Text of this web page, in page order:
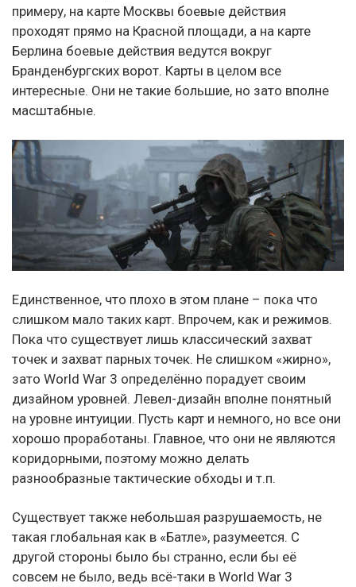
примеру, на карте Москвы боевые действия
проходят прямо на Красной площади, а на карте
Берлина боевые действия ведутся вокруг
Бранденбургских ворот. Карты в целом все
интересные. Они не такие большие, но зато вполне
масштабные.
Единственное, что плохо в этом плане – пока что
слишком мало таких карт. Впрочем, как и режимов.
Пока что существует лишь классический захват
точек и захват парных точек. Не слишком «жирно»,
зато World War 3 определённо порадует своим
дизайном уровней. Левел-дизайн вполне понятный
на уровне интуиции. Пусть карт и немного, но все они
хорошо проработаны. Главное, что они не являются
коридорными, поэтому можно делать
разнообразные тактические обходы и т.п.
Существует также небольшая разрушаемость, не
такая глобальная как в «Батле», разумеется. С
другой стороны было бы странно, если бы её
совсем не было, ведь всё-таки в World War 3